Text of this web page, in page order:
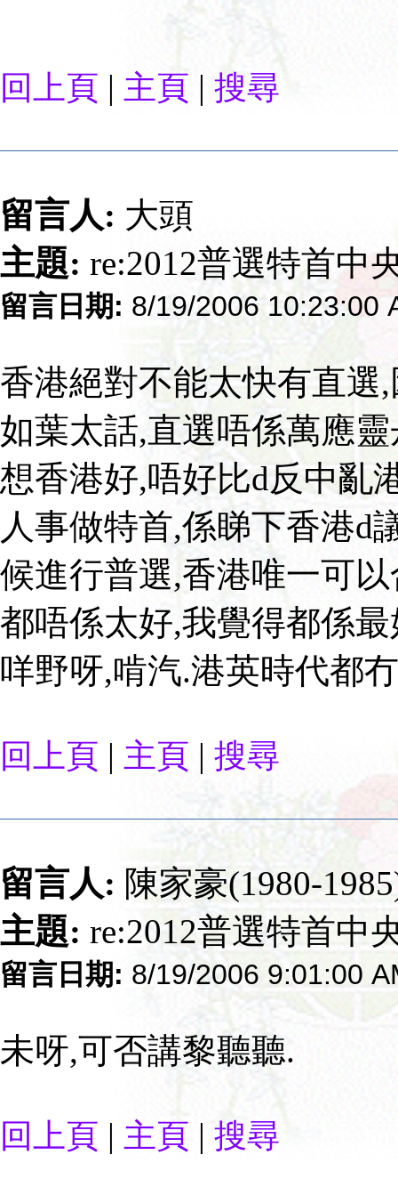
回上頁 | 主頁 | 搜尋
留言人: 大頭
主題: re:2012普選特首中
留言日期: 8/19/2006 10:23:00
香港絕對不能太快有直選
如葉太話,直選唔係萬應
想香港好,唔好比d反中亂
人事做特首,係睇下香港d
候進行普選,香港唯一可
都唔係太好,我覺得都係
咩野呀,啃汽.港英時代都
回上頁 | 主頁 | 搜尋
留言人: 陳家豪(1980-
主題: re:2012普選特首中
留言日期: 8/19/2006 9:01:00
未呀,可否講黎聽聽.
回上頁 | 主頁 | 搜尋